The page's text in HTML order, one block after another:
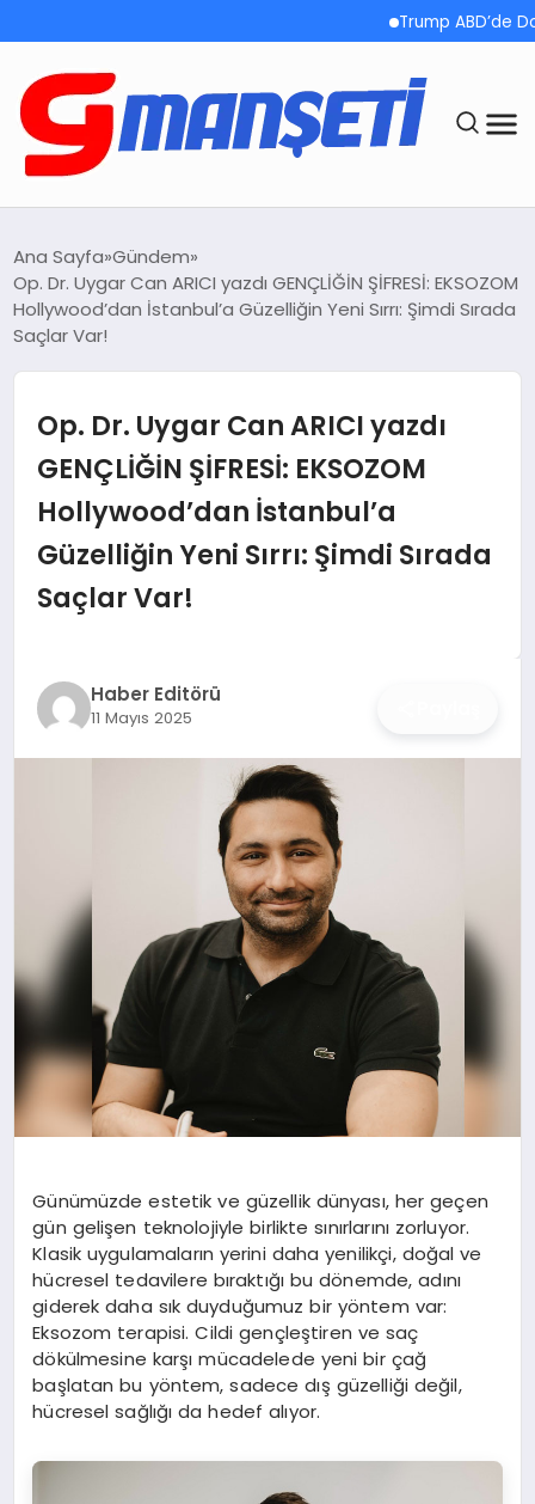
Trump ABD’de
DEMOLAR
TEKNOLOJI
OYUN
İŞ DÜNYASI
ANA DEMO
MAGAZIN
OYUN
Ana Sayfa Gündem
Op. Dr. Uygar Can ARICI yazdı GENÇLİĞİN ŞİFRESİ: EKSOZOM
Hollywood’dan İstanbul’a Güzelliğin Yeni Sırrı: Şimdi Sırada
Saçlar Var!
Op. Dr. Uygar Can ARICI yazdı
GENÇLİĞİN ŞİFRESİ: EKSOZOM
Hollywood’dan İstanbul’a
Güzelliğin Yeni Sırrı: Şimdi Sırada
Saçlar Var!
Haber Editörü
11 Mayıs 2025
Günümüzde estetik ve güzellik dünyası, her geçen
gün gelişen teknolojiyle birlikte sınırlarını zorluyor.
Klasik uygulamaların yerini daha yenilikçi, doğal ve
hücresel tedavilere bıraktığı bu dönemde, adını
giderek daha sık duyduğumuz bir yöntem var:
Eksozom terapisi. Cildi gençleştiren ve saç
dökülmesine karşı mücadelede yeni bir çağ
başlatan bu yöntem, sadece dış güzelliği değil,
hücresel sağlığı da hedef alıyor.